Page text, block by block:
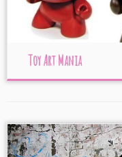
Toy Art Mania